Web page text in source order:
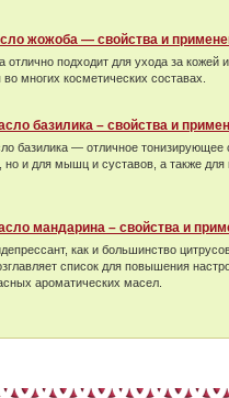
жожоба — свойства и
отлично подходит для ухода за кожей
во многих косметических составах.
базилика – свойства и
базилика — отличное тонизирующее
но и для мышц и суставов, а также для
мандарина – свойства и
как и большинство
список для повышения
ароматических масел.